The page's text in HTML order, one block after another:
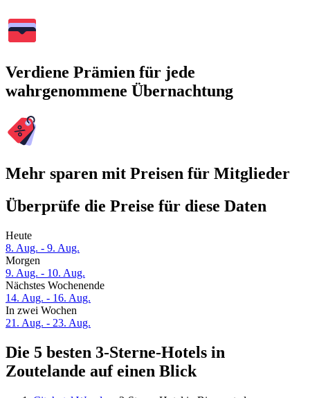
Verdiene Prämien für jede
wahrgenommene Übernachtung
Mehr sparen mit Preisen für Mitglieder
Überprüfe die Preise für diese Daten
Heute
8. Aug. - 9. Aug.
Morgen
9. Aug. - 10. Aug.
Nächstes Wochenende
14. Aug. - 16. Aug.
In zwei Wochen
21. Aug. - 23. Aug.
Die 5 besten 3-Sterne-Hotels in
Zoutelande auf einen Blick